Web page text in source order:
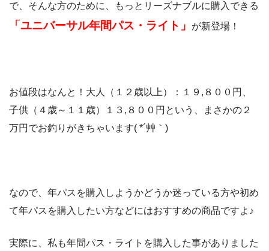
で、そんな方のために、もっとリーズナブルに購入できる
「ユニバーサル年間パス・ライト」 が新登場！
お値段はなんと！大人（１２歳以上）：１９,８００円、
子供（４歳～１１歳）１３,８００円という、まさかの２
万円でお釣りがきちゃいます( *´艸｀)
なので、年パスを購入しようかどうか迷っている方や初め
て年パスを購入したい方などにはおすすめの商品ですよ♪
実際に、私も年間パス・ライトを購入した事がありました